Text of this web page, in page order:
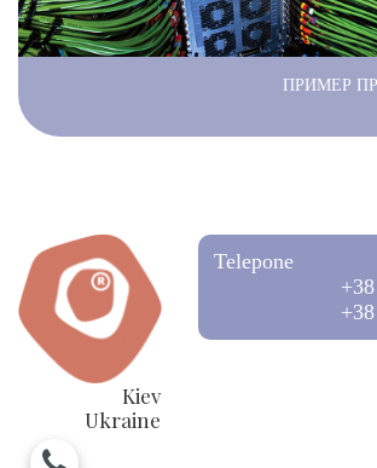
ПРИМЕР
Kiev
Ukraine
Telepone